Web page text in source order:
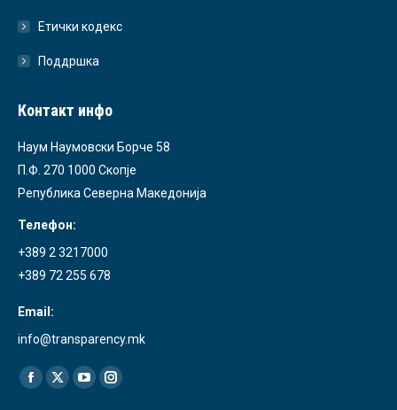
Етички кодекс
Поддршка
Контакт инфо
Наум Наумовски Борче 58
П.Ф. 270 1000 Скопје
Република Северна Македонија
Телефон:
+389 2 3217000
+389 72 255 678
Email:
info@transparency.mk
Find us on:
Facebook
X
YouTubeInstagram